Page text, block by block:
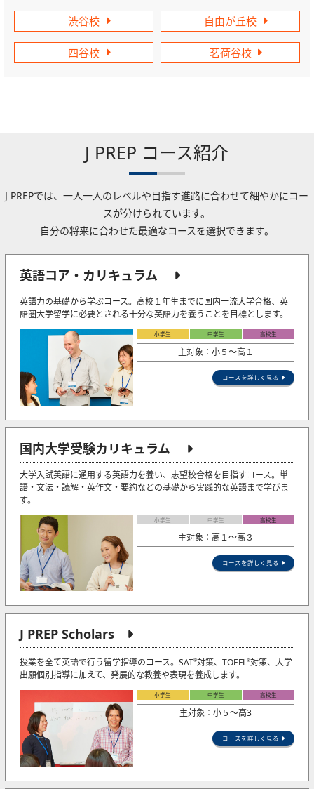
渋谷校 自由が丘校
四谷校 茗荷谷校
J PREP コース紹介
J PREPでは、一人一人のレベルや目指す進路に合わせて細やかにコー
スが分けられています。
自分の将来に合わせた最適なコースを選択できます。
英語コア・カリキュラム
英語力の基礎から学ぶコース。高校１年生までに国内一流大学合格、英
語圏大学留学に必要とされる十分な英語力を養うことを目標とします。
小学生 中学生 高校生
主対象：小５〜高１
コースを詳しく見る
国内大学受験カリキュラム
大学入試英語に通用する英語力を養い、志望校合格を目指すコース。単
語・文法・読解・英作文・要約などの基礎から実践的な英語まで学びま
す。
小学生 中学生 高校生
主対象：高１～高３
コースを詳しく見る
J PREP Scholars
授業を全て英語で行う留学指導のコース。SAT®対策、TOEFL®対策、大学
出願個別指導に加えて、発展的な教養や表現を養成します。
小学生 中学生 高校生
主対象：小５〜高3
コースを詳しく見る